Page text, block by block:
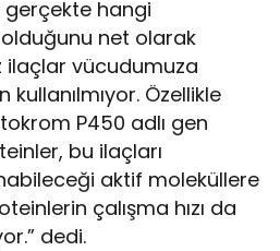
gerçekte hangi
net olarak
ilaçlar vücudumuza
Özellikle
P450 adlı gen
bu ilaçları
aktif moleküllere
çalışma hızı da
dedi.